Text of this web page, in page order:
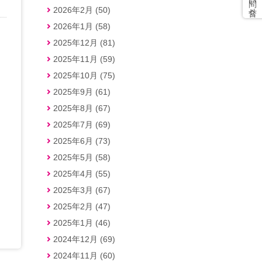
2026年2月 (50)
2026年1月 (58)
2025年12月 (81)
2025年11月 (59)
2025年10月 (75)
2025年9月 (61)
2025年8月 (67)
2025年7月 (69)
2025年6月 (73)
2025年5月 (58)
2025年4月 (55)
2025年3月 (67)
2025年2月 (47)
2025年1月 (46)
2024年12月 (69)
2024年11月 (60)